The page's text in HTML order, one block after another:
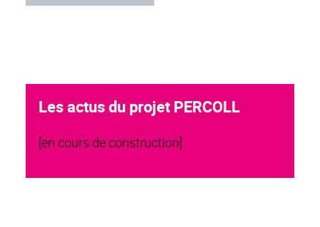
Les actus du projet PERCOLL
[en cours de construction]